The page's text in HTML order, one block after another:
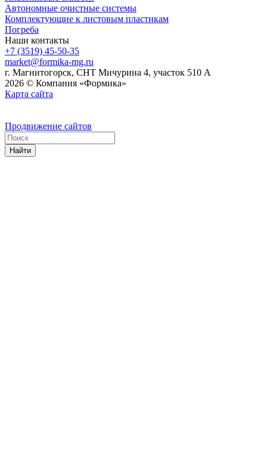
Автономные очистные системы
Комплектующие к листовым пластикам
Погреба
Наши контакты
+7 (3519) 45-50-35
market@formika-mg.ru
г. Магнитогорск, СНТ Мичурина 4, участок 510 А
2026 © Компания «Формика»
Карта сайта
Продвижение сайтов
Найти